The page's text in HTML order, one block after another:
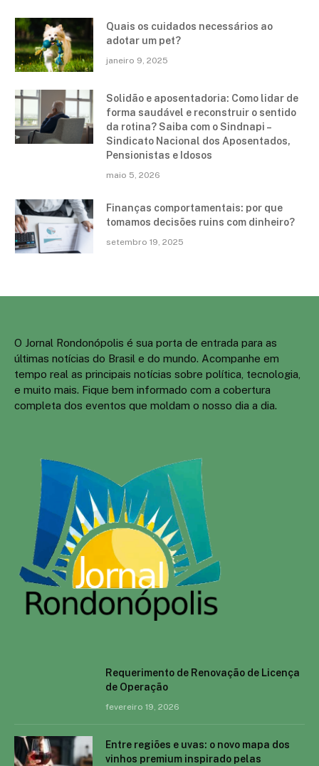
Quais os cuidados necessários ao
adotar um pet?
janeiro 9, 2025
Solidão e aposentadoria: Como lidar de
forma saudável e reconstruir o sentido
da rotina? Saiba com o Sindnapi –
Sindicato Nacional dos Aposentados,
Pensionistas e Idosos
maio 5, 2026
Finanças comportamentais: por que
tomamos decisões ruins com dinheiro?
setembro 19, 2025
O Jornal Rondonópolis é sua porta de entrada para as
últimas notícias do Brasil e do mundo. Acompanhe em
tempo real as principais notícias sobre política, tecnologia,
e muito mais. Fique bem informado com a cobertura
completa dos eventos que moldam o nosso dia a dia.
Requerimento de Renovação de Licença
de Operação
fevereiro 19, 2026
Entre regiões e uvas: o novo mapa dos
vinhos premium inspirado pelas